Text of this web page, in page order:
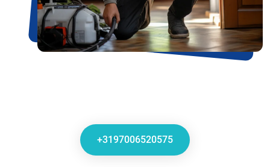
+3197006520575